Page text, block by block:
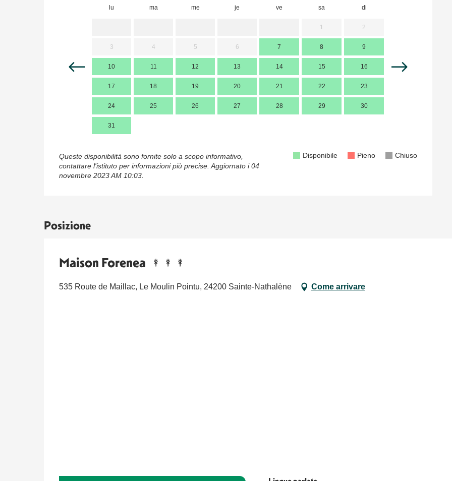
lu ma me je ve sa di
1 2
3 4 5 6 7 8 9
10 11 12 13 14 15 16
17 18 19 20 21 22 23
24 25 26 27 28 29 30
31
14
Queste disponibilità sono fornite solo a scopo informativo,
contattare l'istituto per informazioni più precise.Aggiornato i04
novembre 2023 AM 10:03.
Disponibile Pieno Chiuso
Posizione
Maison Forenea
535 Route de Maillac, Le Moulin Pointu, 24200 Sainte-Nathalène Come arrivare